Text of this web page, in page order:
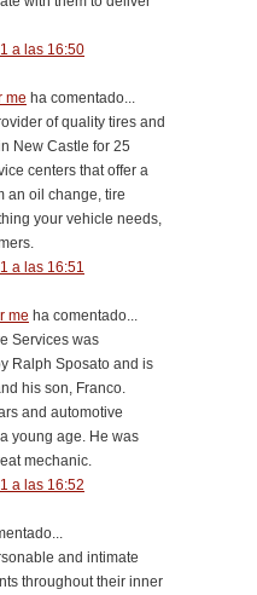
a las 16:50
me ha comentado...
of quality tires and
New Castle for 25
centers that offer a
an oil change, tire
your vehicle needs,
a las 16:51
me ha comentado...
Services was
Ralph Sposato and is
his son, Franco.
and automotive
young age. He was
mechanic.
a las 16:52
and intimate
throughout their inner